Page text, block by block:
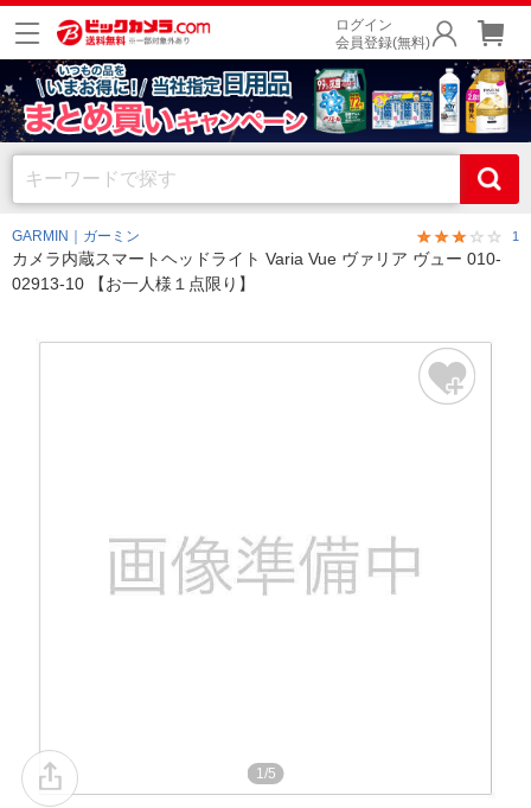
ログイン
会員登録(無料)
GARMIN｜ガーミン 1
カメラ内蔵スマートヘッドライト Varia Vue ヴァリア ヴュー 010-
02913-10 【お一人様１点限り】
1/5